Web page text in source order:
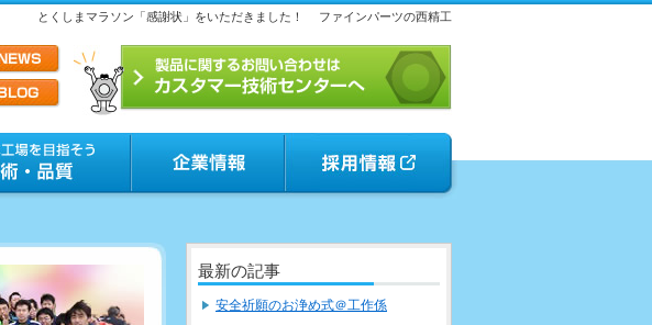
とくしまマラソン「感謝状」をいただきました！ ファインパーツの西精工
最新の記事
安全祈願のお浄め式＠工作係